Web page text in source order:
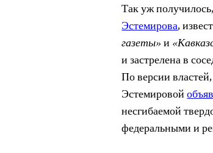
Так уж
Эстемирова,
газеты»и
и застрелена в
По версии
Эстемировой
несгибаемой
федеральными и